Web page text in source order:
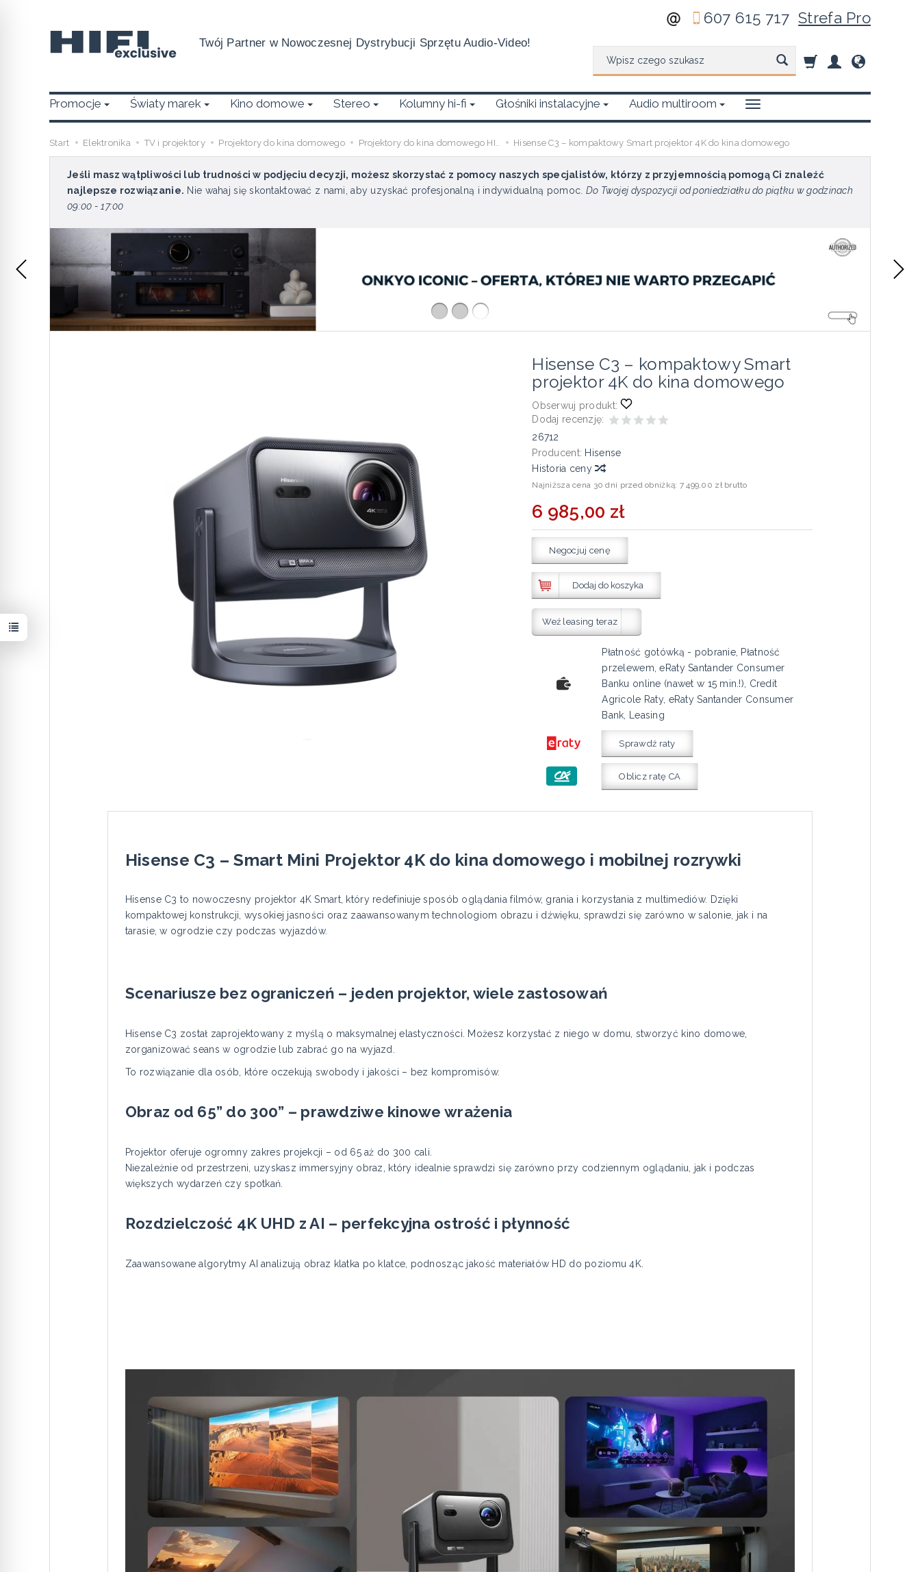
Twój Partner w Nowoczesnej Dystrybucji Sprzętu Audio-Video!
607 615 717Strefa Pro
Promocje Światy marek Kino domowe Stereo Kolumny hi-fi Głośniki instalacyjne Audio multiroom
Start Elektronika TV i projektory Projektory do kina domowego Projektory do kina domowego HI.. Hisense C3 – kompaktowy Smart projektor 4K do kina domowego
Jeśli masz wątpliwości lub trudności w podjęciu decyzji, możesz skorzystać z pomocy naszych specjalistów, którzy z przyjemnością pomogą Ci znaleźć
najlepsze rozwiązanie. Nie wahaj się skontaktować z nami, aby uzyskać profesjonalną i indywidualną pomoc. Do Twojej dyspozycji od poniedziałku do piątku w godzinach
09:00 - 17:00
Hisense C3 – kompaktowy Smart
projektor 4K do kina domowego
Obserwuj produkt:
Dodaj recenzję:
26712
Producent: Hisense
Historia ceny
Najniższa cena 30 dni przed obniżką: 7 499,00 zł brutto
6 985,00 zł
Negocjuj cenę
Dodaj do koszyka
Weź leasing teraz
Płatność gotówką - pobranie, Płatność
przelewem, eRaty Santander Consumer
Banku online (nawet w 15 min.!), Credit
Agricole Raty, eRaty Santander Consumer
Bank, Leasing
Sprawdź raty
Oblicz ratę CA
Hisense C3 – Smart Mini Projektor 4K do kina domowego i mobilnej rozrywki
Hisense C3 to nowoczesny projektor 4K Smart, który redefiniuje sposób oglądania filmów, grania i korzystania z multimediów. Dzięki
kompaktowej konstrukcji, wysokiej jasności oraz zaawansowanym technologiom obrazu i dźwięku, sprawdzi się zarówno w salonie, jak i na
tarasie, w ogrodzie czy podczas wyjazdów.
Scenariusze bez ograniczeń – jeden projektor, wiele zastosowań
Hisense C3 został zaprojektowany z myślą o maksymalnej elastyczności. Możesz korzystać z niego w domu, stworzyć kino domowe,
zorganizować seans w ogrodzie lub zabrać go na wyjazd.
To rozwiązanie dla osób, które oczekują swobody i jakości – bez kompromisów.
Obraz od 65” do 300” – prawdziwe kinowe wrażenia
Projektor oferuje ogromny zakres projekcji – od 65 aż do 300 cali.
Niezależnie od przestrzeni, uzyskasz immersyjny obraz, który idealnie sprawdzi się zarówno przy codziennym oglądaniu, jak i podczas
większych wydarzeń czy spotkań.
Rozdzielczość 4K UHD z AI – perfekcyjna ostrość i płynność
Zaawansowane algorytmy AI analizują obraz klatka po klatce, podnosząc jakość materiałów HD do poziomu 4K.